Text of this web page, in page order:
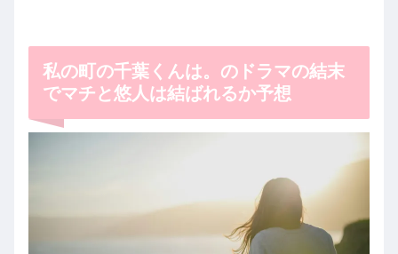
私の町の千葉くんは。のドラマの結末
でマチと悠人は結ばれるか予想